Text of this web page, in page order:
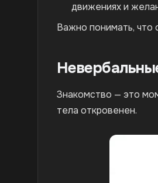
движениях и
Важно понимать, что
Знакомство — это
тела откровенен.